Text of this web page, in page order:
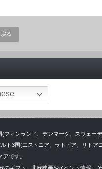
戻る
(フィンランド、デンマーク、スウェー
ト3国(エストニア、ラトビア、リトア
アです。
のギフト、北欧映画やイベント情報、